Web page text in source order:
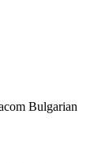
Bulgarian